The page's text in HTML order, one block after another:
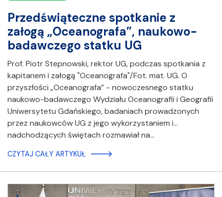
Przedświąteczne spotkanie z
załogą „Oceanografa”, naukowo-
badawczego statku UG
Prof. Piotr Stepnowski, rektor UG, podczas spotkania z
kapitanem i załogą "Oceanografa"/Fot. mat. UG. O
przyszłości „Oceanografa” - nowoczesnego statku
naukowo-badawczego Wydziału Oceanografii i Geografii
Uniwersytetu Gdańskiego, badaniach prowadzonych
przez naukowców UG z jego wykorzystaniem i…
nadchodzących świętach rozmawiał na…
CZYTAJ CAŁY ARTYKUŁ